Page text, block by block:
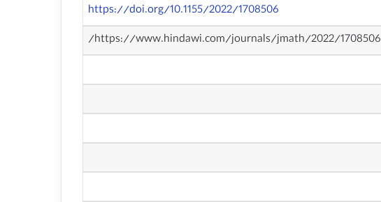
https://doi.org/10.1155/2022/1708506
https://www.hindawi.com/journals/jmath/2022/1708506/